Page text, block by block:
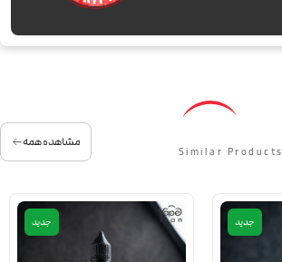
Similar Products
مشاهده همه
جدید جدید